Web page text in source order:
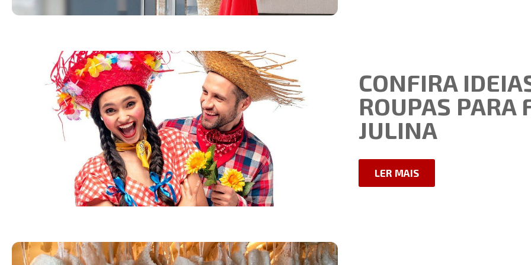
Confira ideias de roupas para festa julina
CONFIRA
ROUPAS PARA
JULINA
LER MAIS